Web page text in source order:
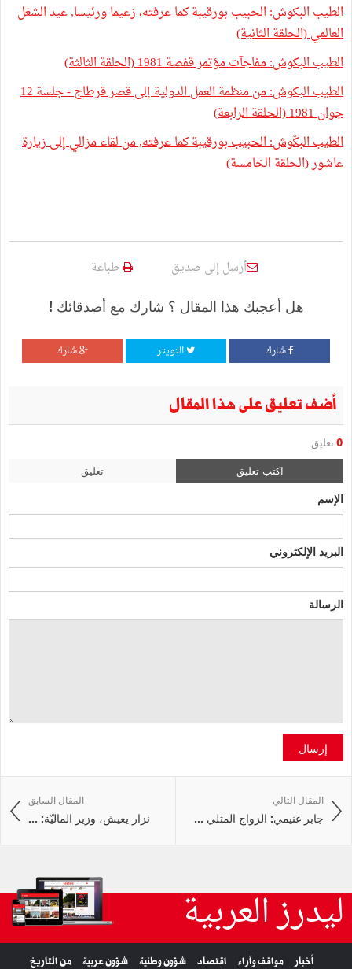
الطيب البكوش: الحبيب بورقيبة كما عرفته، زعيما ورئيسا, عيد الشغل
العالمي (الحلقة الثانية)
الطيب البكوش: مفاجآت مؤتمر قفصة 1981 (الحلقة الثالثة)
الطيب البكوش: من منظمة العمل الدولية إلى قصر قرطاج - جلسة 12
جوان 1981 (الحلقة الرابعة)
الطيب البكّوش: الحبيب بورقيبة كما عرفته, من لقاء مزالي إلى زيارة
عاشور (الحلقة الخامسة)
أرسل إلى صديق طباعة
هل أعجبك هذا المقال ؟ شارك مع أصدقائك !
شارك التويتر شارك
أضف تعليق على هذا المقال
0 تعليق
اكتب تعليق تعليق
الإسم
البريد الإلكتروني
الرسالة
إرسال
المقال السابق
نزار يعيش، وزير الماليّة: ...
المقال التالي
جابر غنيمي: الزواج المثلي ...
ليدرز العربية
أخبار مواقف وآراء اقتصاد شؤون وطنية شؤون عربية من التاريخ